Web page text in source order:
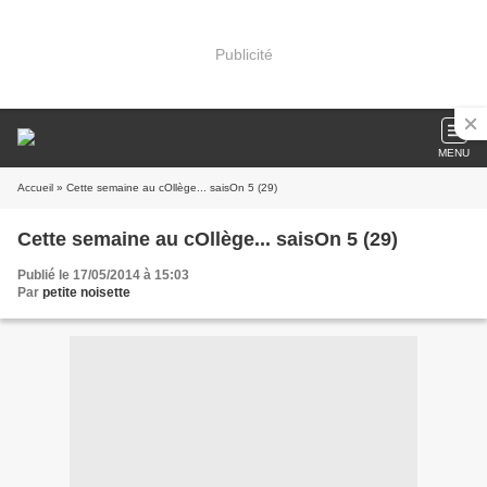
Publicité
MENU
Accueil » Cette semaine au cOllège... saisOn 5 (29)
Cette semaine au cOllège... saisOn 5 (29)
Publié le 17/05/2014 à 15:03
Par petite noisette